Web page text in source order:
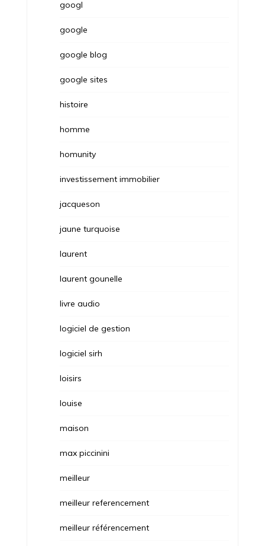
googl
google
google blog
google sites
histoire
homme
homunity
investissement immobilier
jacqueson
jaune turquoise
laurent
laurent gounelle
livre audio
logiciel de gestion
logiciel sirh
loisirs
louise
maison
max piccinini
meilleur
meilleur referencement
meilleur référencement